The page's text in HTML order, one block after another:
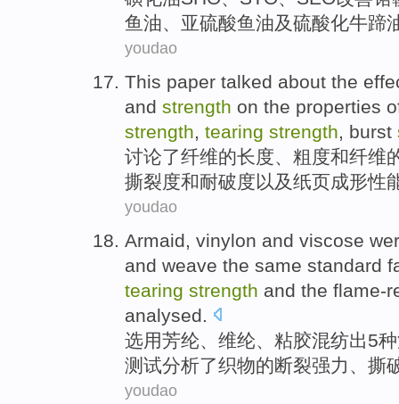
鱼油、 亚硫酸鱼油及硫酸化牛蹄
youdao
This paper talked about the
and strength on the properties
strength, tearing strength, burst
讨论了纤维的长度、 粗 度和纤维
撕裂度和耐破度以及纸页成形性
youdao
Armaid vinylon and viscose
and weave the same standard
tearing strength and the flame-
analysed
选用芳纶 维纶 粘胶混纺出5
测试分析了织物的断裂强力 撕
youdao